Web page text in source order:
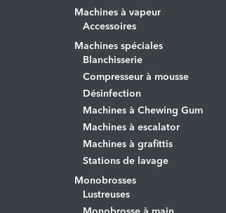
Machines à vapeur
Accessoires
Machines spéciales
Blanchisserie
Compresseur à mousse
Désinfection
Machines à Chewing Gum
Machines à escalator
Machines à grafittis
Stations de lavage
Monobrosses
Lustreuses